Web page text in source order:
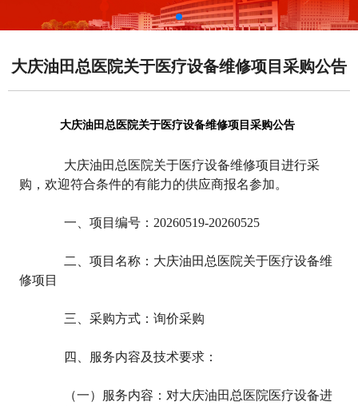
大庆油田总医院关于医疗设备维修项目采购公告
大庆油田总医院关于医疗设备维修项目采购公告
大庆油田总医院关于医疗设备维修项目进行采
购，欢迎符合条件的有能力的供应商报名参加。
一、项目编号：20260519-20260525
二、项目名称：大庆油田总医院关于医疗设备维
修项目
三、采购方式：询价采购
四、服务内容及技术要求：
（一）服务内容：对大庆油田总医院医疗设备进